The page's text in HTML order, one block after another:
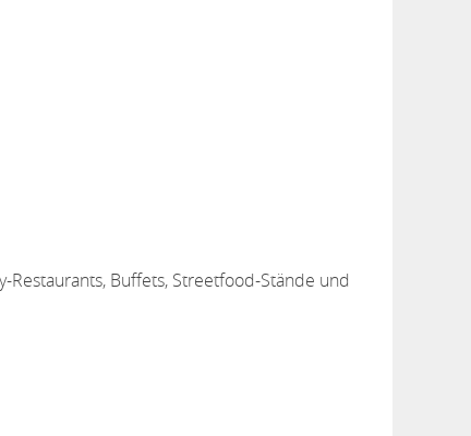
Restaurants, Buffets, Streetfood-Stände und